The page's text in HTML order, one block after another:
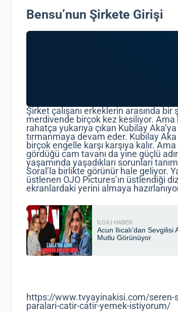
Bensu’nun Şirkete Girişi
Şirket çalışanı erkeklerin arasında bir
merdivende birçok kez kesiliyor.
rahatça yukarıya çıkan Kubilay
tırmanmaya devam eder. Kubilay
birçok engelle karşı karşıya kalır.
gördüğü cam tavanı da yine güçlü
yaşamında yaşadıkları sorunları
Soral’la birlikte görünür hale geliyor.
üstlenen OJO Pictures’ın üstlendiği
ekranlardaki yerini almaya
https://www.tvyayinakisi.com/seren-
paralari-catir-catir-yemek-istiyorum/